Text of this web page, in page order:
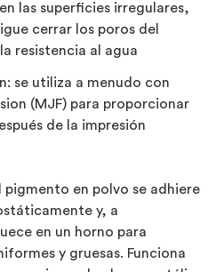
las superficies irregulares,
cerrar los poros del
resistencia al agua
se utiliza a menudo con
(MJF) para proporcionar
de la impresión
pigmento en polvo se adhiere
y, a
en un horno para
y gruesas. Funciona